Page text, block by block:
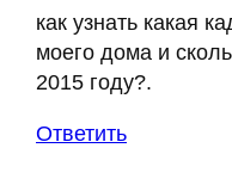
как узнать какая
моего дома и
2015 году?.
Ответить